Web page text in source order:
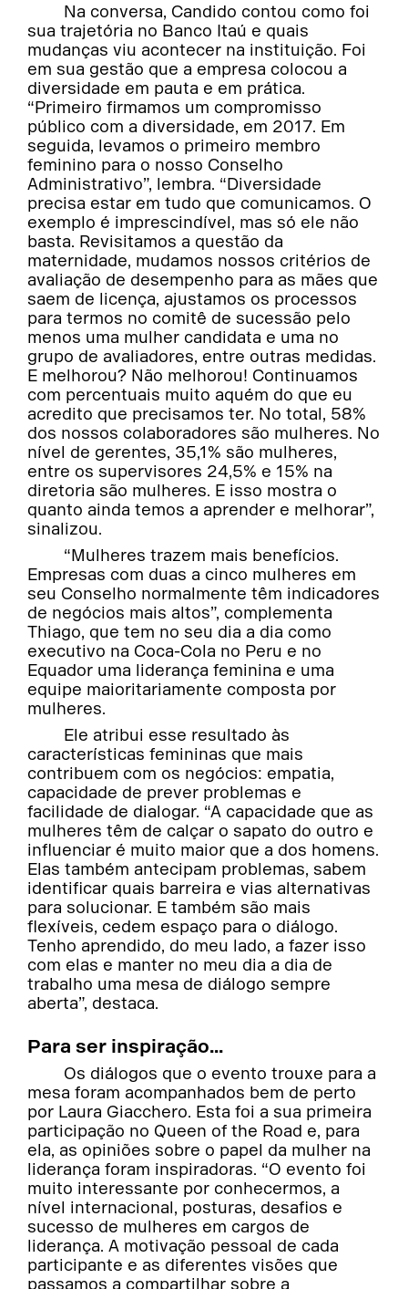
Na conversa, Candido contou como foi
sua trajetória no Banco Itaú e quais
mudanças viu acontecer na instituição. Foi
em sua gestão que a empresa colocou a
diversidade em pauta e em prática.
“Primeiro firmamos um compromisso
público com a diversidade, em 2017. Em
seguida, levamos o primeiro membro
feminino para o nosso Conselho
Administrativo”, lembra. “Diversidade
precisa estar em tudo que comunicamos. O
exemplo é imprescindível, mas só ele não
basta. Revisitamos a questão da
maternidade, mudamos nossos critérios de
avaliação de desempenho para as mães que
saem de licença, ajustamos os processos
para termos no comitê de sucessão pelo
menos uma mulher candidata e uma no
grupo de avaliadores, entre outras medidas.
E melhorou? Não melhorou! Continuamos
com percentuais muito aquém do que eu
acredito que precisamos ter. No total, 58%
dos nossos colaboradores são mulheres. No
nível de gerentes, 35,1% são mulheres,
entre os supervisores 24,5% e 15% na
diretoria são mulheres. E isso mostra o
quanto ainda temos a aprender e melhorar”,
sinalizou.
“Mulheres trazem mais benefícios.
Empresas com duas a cinco mulheres em
seu Conselho normalmente têm indicadores
de negócios mais altos”, complementa
Thiago, que tem no seu dia a dia como
executivo na Coca-Cola no Peru e no
Equador uma liderança feminina e uma
equipe maioritariamente composta por
mulheres.
Ele atribui esse resultado às
características femininas que mais
contribuem com os negócios: empatia,
capacidade de prever problemas e
facilidade de dialogar. “A capacidade que as
mulheres têm de calçar o sapato do outro e
influenciar é muito maior que a dos homens.
Elas também antecipam problemas, sabem
identificar quais barreira e vias alternativas
para solucionar. E também são mais
flexíveis, cedem espaço para o diálogo.
Tenho aprendido, do meu lado, a fazer isso
com elas e manter no meu dia a dia de
trabalho uma mesa de diálogo sempre
aberta”, destaca.
Para ser inspiração...
Os diálogos que o evento trouxe para a
mesa foram acompanhados bem de perto
por Laura Giacchero. Esta foi a sua primeira
participação no Queen of the Road e, para
ela, as opiniões sobre o papel da mulher na
liderança foram inspiradoras. “O evento foi
muito interessante por conhecermos, a
nível internacional, posturas, desafios e
sucesso de mulheres em cargos de
liderança. A motivação pessoal de cada
participante e as diferentes visões que
passamos a compartilhar sobre a